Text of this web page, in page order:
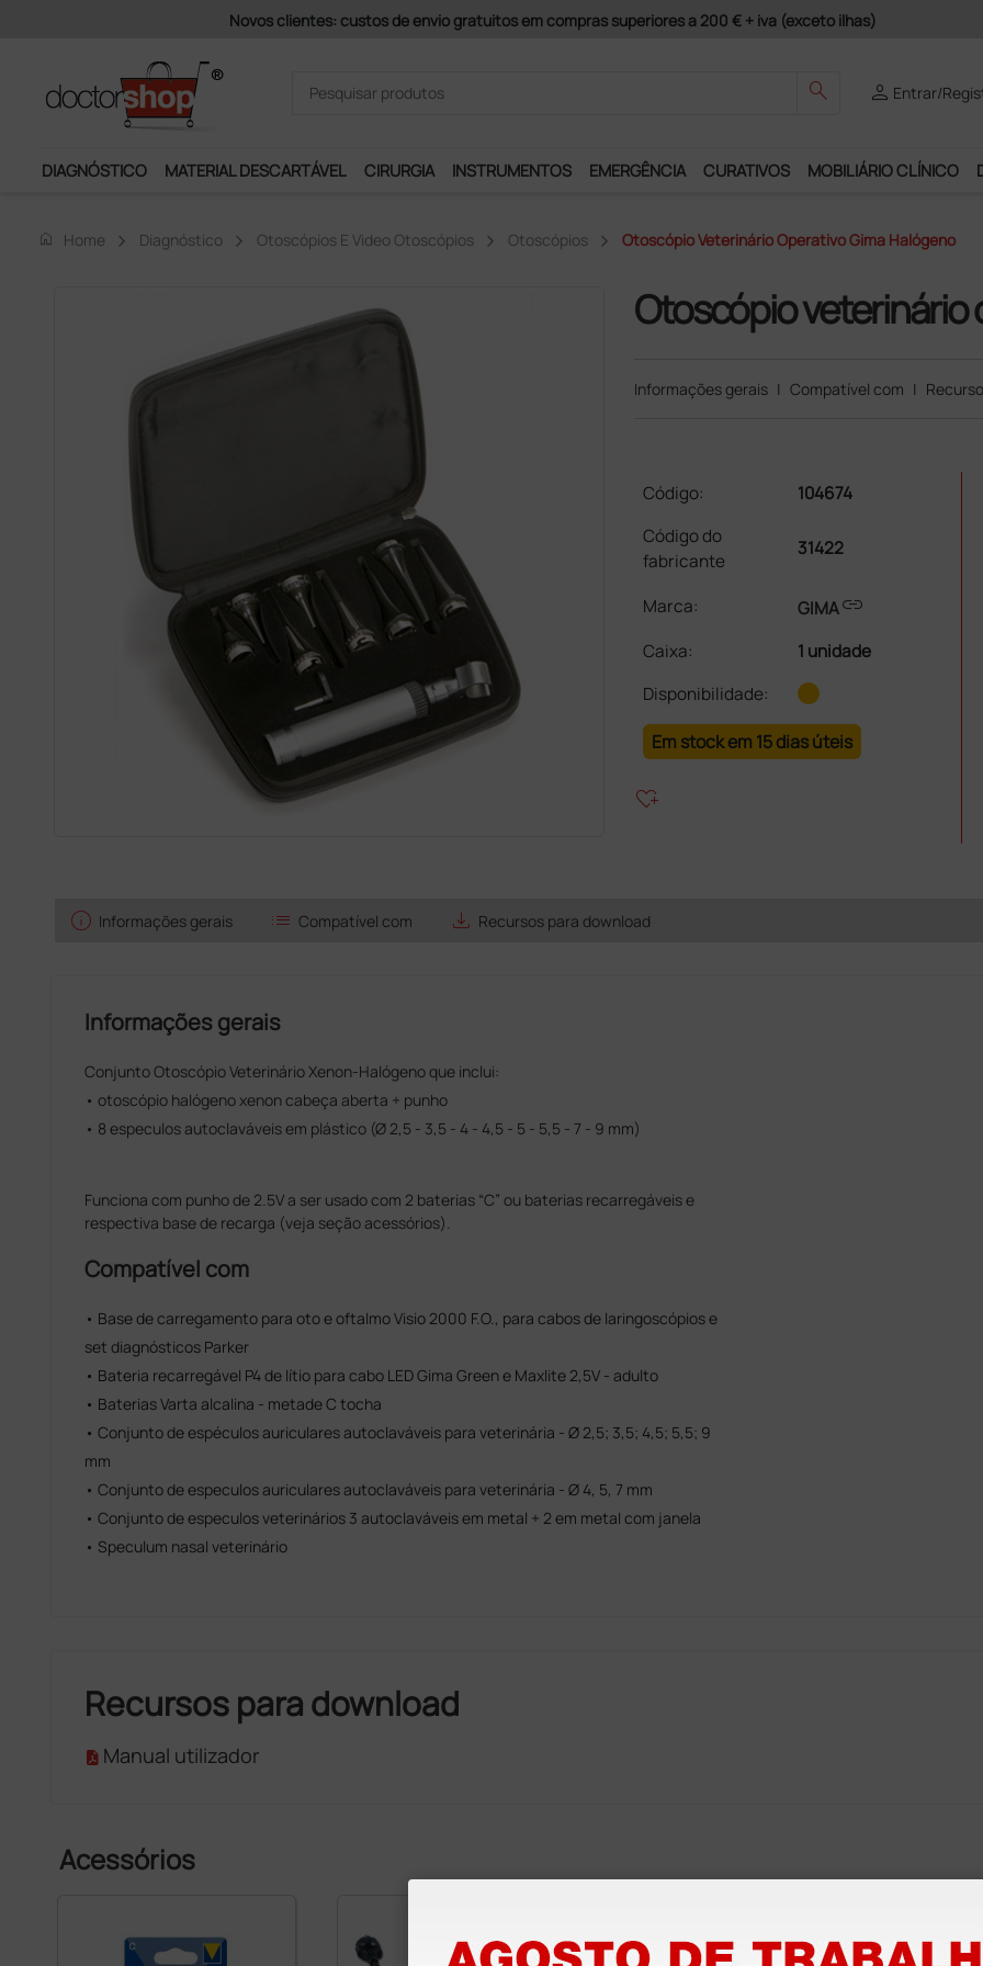
Pagamentos Seguros e Garantia de Satisfação!
search person Entrar/
DIAGNÓSTICO MATERIAL DESCARTÁVEL CIRURGIA INSTRUMENTOS EMERGÊNCIA CURATIVOS MOBILIÁRIO CLÍNICO
home Home Diagnóstico Otoscópios E Video Otoscópios Otoscópios Otoscópio Veterinário Operativo Gima Halógeno
Otoscópio veterinário
Informações gerais | Compatível com |
Código:
104674
Código do
fabricante
31422
Marca: GIMAlink
Caixa:
1 unidade
Disponibilidade:
Em stock em 15 dias úteis
heart_plus
info Informações gerais list Compatível com save_alt Recursos para download
Informações gerais
Conjunto Otoscópio Veterinário Xenon-Halógeno que inclui:
• otoscópio halógeno xenon cabeça aberta + punho
• 8 especulos autoclaváveis em plástico (Ø 2,5 - 3,5 - 4 - 4,5 - 5 - 5,5 - 7 - 9 mm)
Funciona com punho de 2.5V a ser usado com 2 baterias “C” ou baterias recarregáveis e
respectiva base de recarga (veja seção acessórios).
Compatível com
• Base de carregamento para oto e oftalmo Visio 2000 F.O., para cabos de laringoscópios e
set diagnósticos Parker
• Bateria recarregável P4 de lítio para cabo LED Gima Green e Maxlite 2,5V - adulto
• Baterias Varta alcalina - metade C tocha
• Conjunto de espéculos auriculares autoclaváveis para veterinária - Ø 2,5; 3,5; 4,5; 5,5; 9
mm
• Conjunto de especulos auriculares autoclaváveis para veterinária - Ø 4, 5, 7 mm
• Conjunto de especulos veterinários 3 autoclaváveis em metal + 2 em metal com janela
• Speculum nasal veterinário
Recursos para download
Manual utilizador
Acessórios